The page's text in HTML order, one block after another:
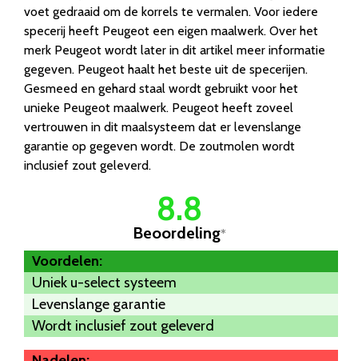
voet gedraaid om de korrels te vermalen. Voor iedere
specerij heeft Peugeot een eigen maalwerk. Over het
merk Peugeot wordt later in dit artikel meer informatie
gegeven. Peugeot haalt het beste uit de specerijen.
Gesmeed en gehard staal wordt gebruikt voor het
unieke Peugeot maalwerk. Peugeot heeft zoveel
vertrouwen in dit maalsysteem dat er levenslange
garantie op gegeven wordt. De zoutmolen wordt
inclusief zout geleverd.
8.8
Beoordeling*
Voordelen:
Uniek u-select systeem
Levenslange garantie
Wordt inclusief zout geleverd